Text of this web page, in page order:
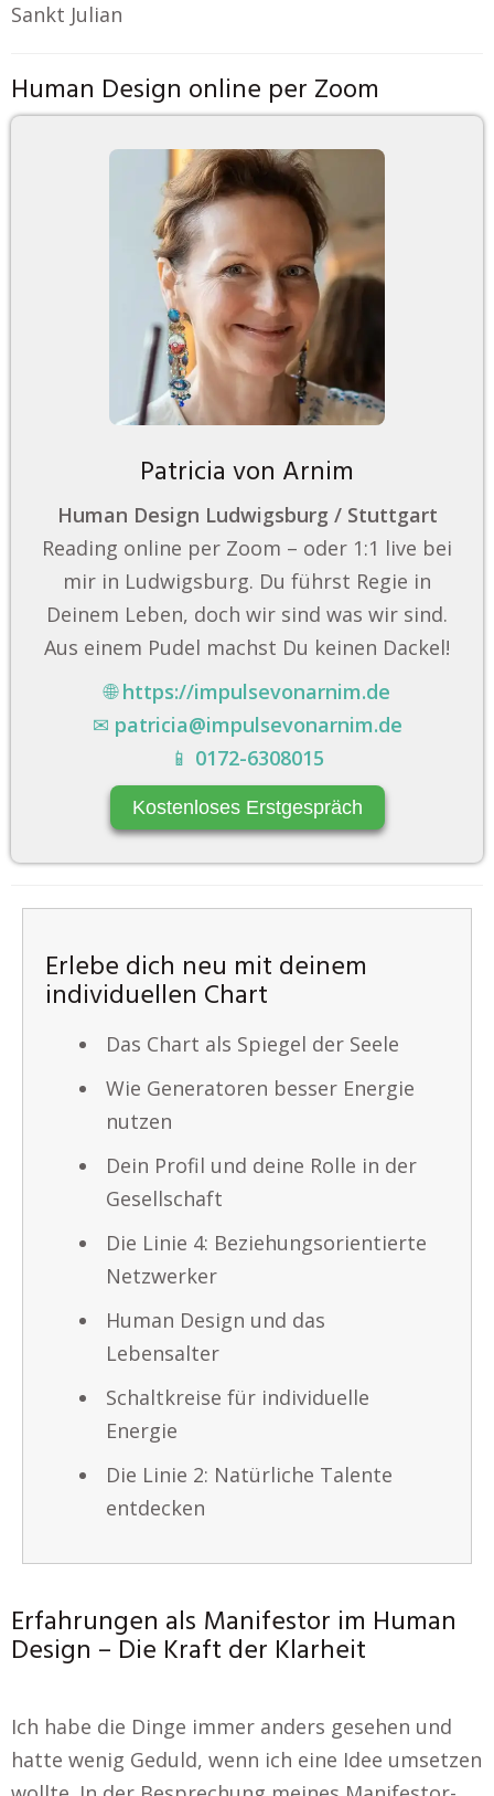
Sankt Julian
Human Design online per Zoom
Patricia von Arnim
Human Design Ludwigsburg / Stuttgart
Reading online per Zoom – oder 1:1 live bei
mir in Ludwigsburg. Du führst Regie in
Deinem Leben, doch wir sind was wir sind.
Aus einem Pudel machst Du keinen Dackel!
🌐https://impulsevonarnim.de
✉ patricia@impulsevonarnim.de
📱 0172-6308015
Kostenloses Erstgespräch
Erlebe dich neu mit deinem
individuellen Chart
Das Chart als Spiegel der Seele
Wie Generatoren besser Energie
nutzen
Dein Profil und deine Rolle in der
Gesellschaft
Die Linie 4: Beziehungsorientierte
Netzwerker
Human Design und das
Lebensalter
Schaltkreise für individuelle
Energie
Die Linie 2: Natürliche Talente
entdecken
Erfahrungen als Manifestor im Human
Design – Die Kraft der Klarheit
Ich habe die Dinge immer anders gesehen und
hatte wenig Geduld, wenn ich eine Idee umsetzen